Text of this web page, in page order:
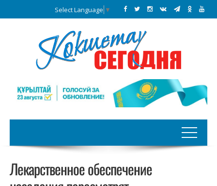
Select Language ▼
Лекарственное обеспечение